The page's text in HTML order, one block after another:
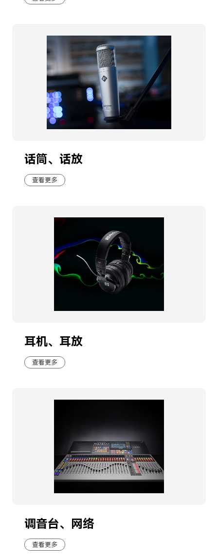
话筒、话放
查看更多
耳机、耳放
查看更多
调音台、网络
查看更多